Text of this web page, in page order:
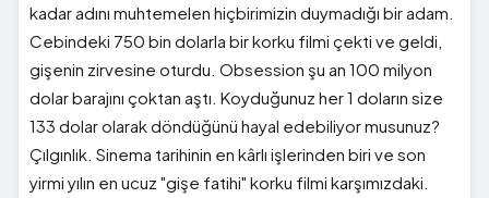
kadar adını muhtemelen hiçbirimizin duymadığı bir adam.
Cebindeki 750 bin dolarla bir korku filmi çekti ve geldi,
gişenin zirvesine oturdu. Obsession şu an 100 milyon
dolar barajını çoktan aştı. Koyduğunuz her 1 doların size
133 dolar olarak döndüğünü hayal edebiliyor musunuz?
Çılgınlık. Sinema tarihinin en kârlı işlerinden biri ve son
yirmi yılın en ucuz "gişe fatihi" korku filmi karşımızdaki.